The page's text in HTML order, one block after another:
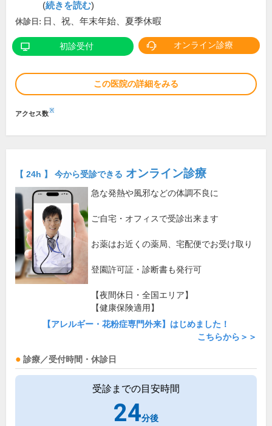
(続きを読む)
休診日: 日、祝、年末年始、夏季休暇
初診受付 オンライン診療
この医院の詳細をみる
アクセス数※
【 24h 】 今から受診できる オンライン診療
急な発熱や風邪などの体調不良に
ご自宅・オフィスで受診出来ます
お薬はお近くの薬局、宅配便でお受け取り
登園許可証・診断書も発行可
【夜間休日・全国エリア】
【健康保険適用】
【アレルギー・花粉症専門外来】はじめました！
こちらから＞＞
診療／受付時間・休診日
受診までの目安時間
24分後